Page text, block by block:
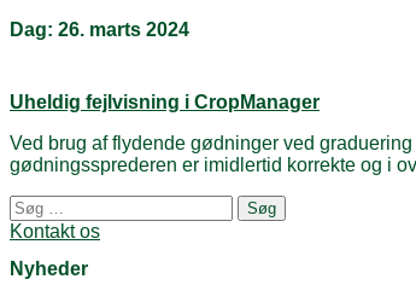
Dag: 26. marts 2024
Uheldig fejlvisning i CropManager
Ved brug af flydende gødninger ved
gødningssprederen er imidlertid korrekte og i
Posts
navigation
Søg
efter:
Kontakt os
Nyheder